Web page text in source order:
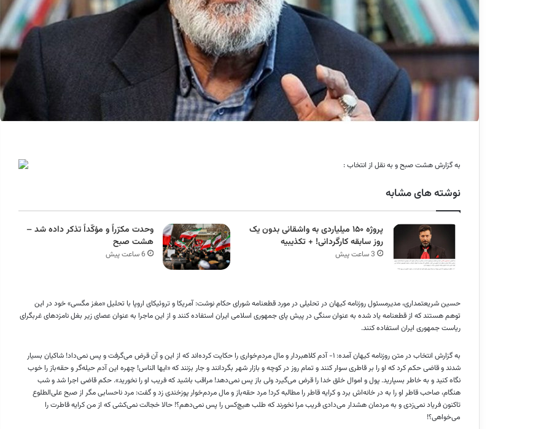
به گزارش هشت صبح و به نقل از انتخاب :
نوشته های مشابه
پروژه ۱۵۰ میلیاردی به واشقانی بدون یک
روز سابقه کارگردانی! + تکذیبیه
3 ساعت پیش
وحدت مکرّراً و مؤکّداً تذکر داده شد –
هشت صبح
6 ساعت پیش
حسین شریعتمداری، مدیرمسئول روزنامه کیهان در تحلیلی در مورد قطعنامه شورای حکام نوشت: آمریکا و تروئیکای اروپا با تحلیل «‌مغز مگسی» خود در این
توهم هستند که از قطعنامه یاد شده به عنوان سنگی در پیش پای جمهوری اسلامی ایران استفاده کنند و از این ماجرا به عنوان عصای زیر بغل نامزدهای غربگرای
ریاست جمهوری ایران استفاده کنند.
به گزارش انتخاب در متن روزنامه کیهان آمده: ۱- آدم کلاهبردار و مال مردم‌خواری را حکایت کرده‌اند که از این و آن قرض می‌گرفت و پس نمی‌داد! شاکیان بسیار
شدند و قاضی حکم کرد که او را بر قاطری سوار کنند و تمام روز در کوچه و بازار شهر بگردانند و جار بزنند که «ایها الناس! چهره این آدم حیله‌گر و حقه‌باز را خوب
نگاه کنید و به خاطر بسپارید. پول و اموال خلق خدا را قرض می‌گیرد ولی باز پس نمی‌دهد! مراقب باشید که فریب او را نخورید‌». حکم قاضی اجرا شد و شب
هنگام، صاحب قاطر او را به در خانه‌اش برد و کرایه قاطر را مطالبه کرد! مرد حقه‌باز و مال مردم‌خوار پوزخندی زد و گفت: مرد نا‌حسابی مگر از صبح علی‌الطلوع
تاکنون فریاد نمی‌زدی و به مردمان هشدار می‌دادی فریب مرا نخورند که طلب هیچ‌کس را پس نمی‌دهم؟! حالا خجالت نمی‌کشی که از من کرایه قاطرت را
می‌خواهی؟!